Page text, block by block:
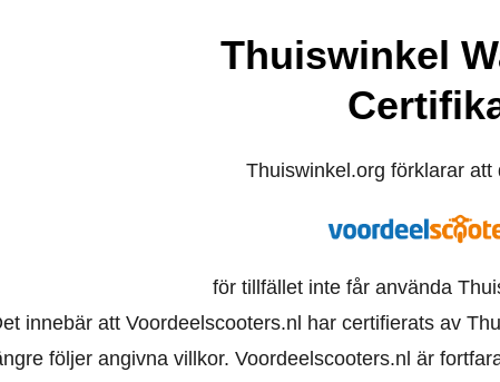
Thuiswinkel
Thuiswinkel.org förklarar att
för tillfället inte får använda
innebär att Voordeelscooters.nl har certifierats av
följer angivna villkor. Voordeelscooters.nl är